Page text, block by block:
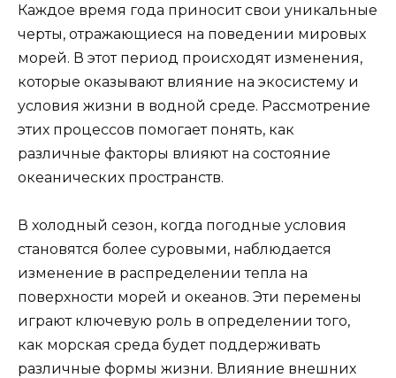
Каждое время года приносит свои уникальные
черты, отражающиеся на поведении мировых
морей. В этот период происходят изменения,
которые оказывают влияние на экосистему и
условия жизни в водной среде. Рассмотрение
этих процессов помогает понять, как
различные факторы влияют на состояние
океанических пространств.
В холодный сезон, когда погодные условия
становятся более суровыми, наблюдается
изменение в распределении тепла на
поверхности морей и океанов. Эти перемены
играют ключевую роль в определении того,
как морская среда будет поддерживать
различные формы жизни. Влияние внешних